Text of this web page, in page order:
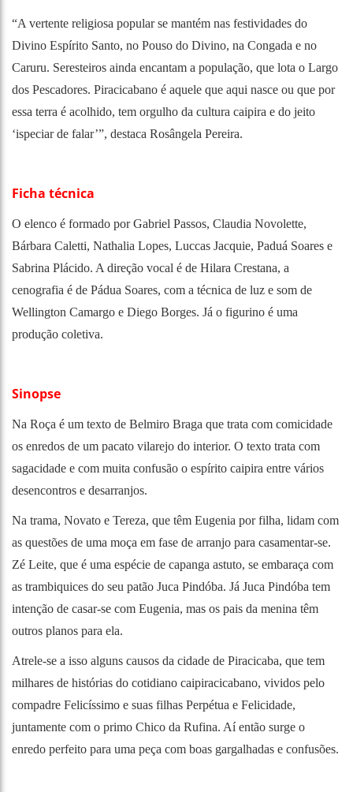
“A vertente religiosa popular se mantém nas festividades do
Divino Espírito Santo, no Pouso do Divino, na Congada e no
Caruru. Seresteiros ainda encantam a população, que lota o Largo
dos Pescadores. Piracicabano é aquele que aqui nasce ou que por
essa terra é acolhido, tem orgulho da cultura caipira e do jeito
‘ispeciar de falar’”, destaca Rosângela Pereira.
Ficha técnica
O elenco é formado por Gabriel Passos, Claudia Novolette,
Bárbara Caletti, Nathalia Lopes, Luccas Jacquie, Paduá Soares e
Sabrina Plácido. A direção vocal é de Hilara Crestana, a
cenografia é de Pádua Soares, com a técnica de luz e som de
Wellington Camargo e Diego Borges. Já o figurino é uma
produção coletiva.
Sinopse
Na Roça é um texto de Belmiro Braga que trata com comicidade
os enredos de um pacato vilarejo do interior. O texto trata com
sagacidade e com muita confusão o espírito caipira entre vários
desencontros e desarranjos.
Na trama, Novato e Tereza, que têm Eugenia por filha, lidam com
as questões de uma moça em fase de arranjo para casamentar-se.
Zé Leite, que é uma espécie de capanga astuto, se embaraça com
as trambiquices do seu patão Juca Pindóba. Já Juca Pindóba tem
intenção de casar-se com Eugenia, mas os pais da menina têm
outros planos para ela.
Atrele-se a isso alguns causos da cidade de Piracicaba, que tem
milhares de histórias do cotidiano caipiracicabano, vividos pelo
compadre Felicíssimo e suas filhas Perpétua e Felicidade,
juntamente com o primo Chico da Rufina. Aí então surge o
enredo perfeito para uma peça com boas gargalhadas e confusões.